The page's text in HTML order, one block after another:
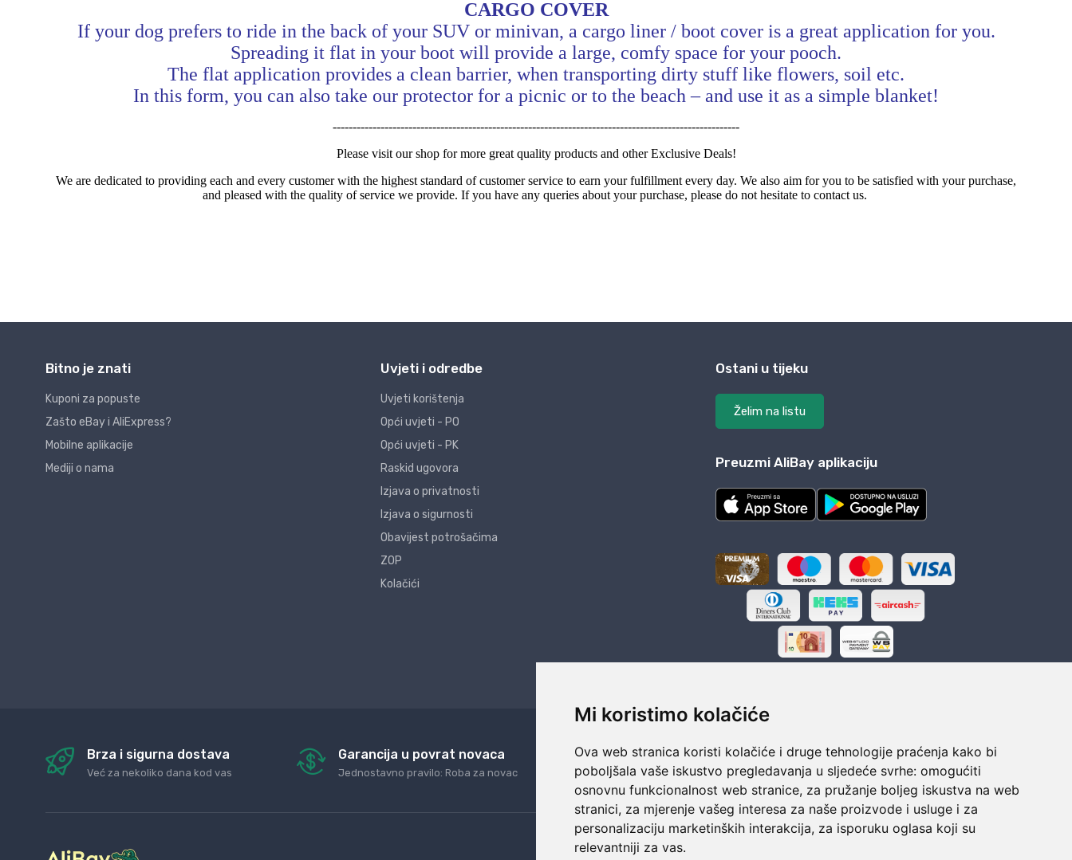
Mi koristimo kolačiće
Ova web stranica koristi kolačiće i druge tehnologije praćenja kako bi
poboljšala vaše iskustvo pregledavanja u sljedeće svrhe: omogućiti
osnovnu funkcionalnost web stranice, za pružanje boljeg iskustva na web
stranici, za mjerenje vašeg interesa za naše proizvode i usluge i za
personalizaciju marketinških interakcija, za isporuku oglasa koji su
relevantniji za vas.
Bitno je znati
Kuponi za popuste
Zašto eBay i AliExpress?
Mobilne aplikacije
Mediji o nama
Uvjeti i odredbe
Uvjeti korištenja
Opći uvjeti - PO
Opći uvjeti - PK
Raskid ugovora
Izjava o privatnosti
Izjava o sigurnosti
Obavijest potrošačima
ZOP
Kolačići
Ostani u tijeku
Želim na listu
Preuzmi AliBay aplikaciju
Brza i sigurna dostava
Već za nekoliko dana kod vas
Garancija u povrat novaca
Jednostavno pravilo: Roba za novac
24/7 odlična podrška
Naši agenti uvijek na raspolaganju
Sigurno obročno plaćanje
Do 24 rata bez kamata